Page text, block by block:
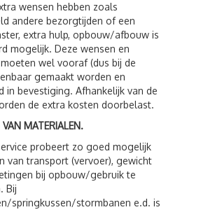
wensen hebben zoals
andere bezorgtijden of een
extra hulp, opbouw/afbouw is
mogelijk. Deze wensen en
wel vooraf (dus bij de
gemaakt worden en
in bevestiging. Afhankelijk van de
de extra kosten doorbelast.
MATERIALEN.
probeert zo goed mogelijk
van transport (vervoer), gewicht
bij opbouw/gebruik te
Bij
springkussen/stormbanen e.d. is